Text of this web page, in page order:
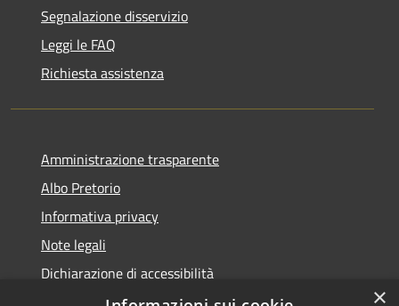
Segnalazione disservizio
Leggi le FAQ
Richiesta assistenza
Amministrazione trasparente
Albo Pretorio
Informativa privacy
Note legali
Dichiarazione di accessibilità
×